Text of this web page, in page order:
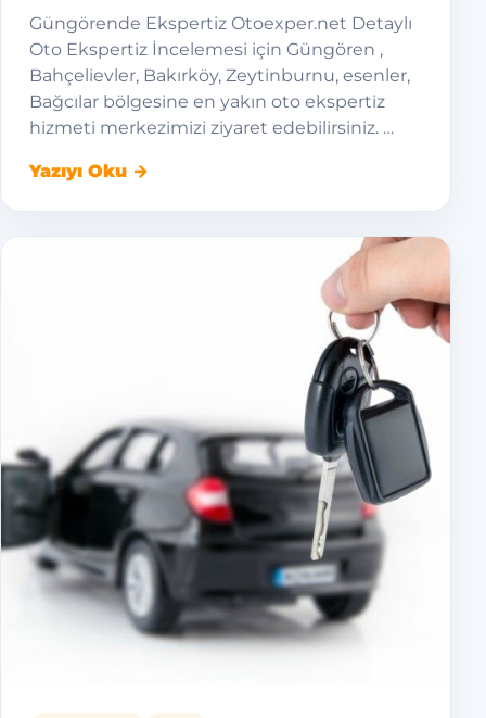
Güngörende Ekspertiz Otoexper.net Detaylı
Oto Ekspertiz İncelemesi için Güngören ,
Bahçelievler, Bakırköy, Zeytinburnu, esenler,
Bağcılar bölgesine en yakın oto ekspertiz
hizmeti merkezimizi ziyaret edebilirsiniz. …
Yazıyı Oku →